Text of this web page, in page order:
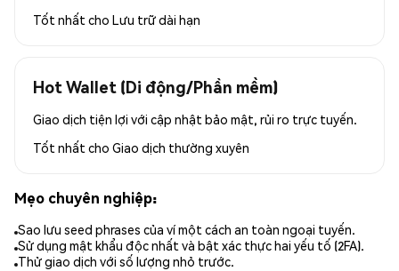
Tốt nhất cho Lưu trữ dài hạn
Hot Wallet (Di động/Phần mềm)
Giao dịch tiện lợi với cập nhật bảo mật, rủi ro trực tuyến.
Tốt nhất cho Giao dịch thường xuyên
Mẹo chuyên nghiệp:
Sao lưu seed phrases của ví một cách an toàn ngoại tuyến.
Sử dụng mật khẩu độc nhất và bật xác thực hai yếu tố (2FA).
Thử giao dịch với số lượng nhỏ trước.